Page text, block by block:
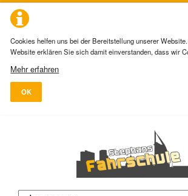
Cookies helfen uns bei der Bereitstellung unserer
Website erklären Sie sich damit einverstanden, dass wir
Mehr erfahren
OK